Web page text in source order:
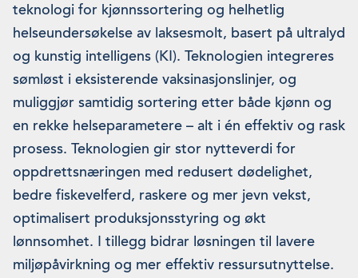
teknologi for kjønnssortering og helhetlig
helseundersøkelse av laksesmolt, basert på ultralyd
og kunstig intelligens (KI). Teknologien integreres
sømløst i eksisterende vaksinasjonslinjer, og
muliggjør samtidig sortering etter både kjønn og
en rekke helseparametere – alt i én effektiv og rask
prosess. Teknologien gir stor nytteverdi for
oppdrettsnæringen med redusert dødelighet,
bedre fiskevelferd, raskere og mer jevn vekst,
optimalisert produksjonsstyring og økt
lønnsomhet. I tillegg bidrar løsningen til lavere
miljøpåvirkning og mer effektiv ressursutnyttelse.